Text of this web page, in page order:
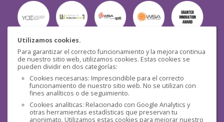
Utilizamos cookies.
Para garantizar el correcto funcionamiento y la mejora continua
de nuestro sitio web, utilizamos cookies. Estas cookies se
pueden dividir en dos categorías:
Cookies necesarias: Imprescindible para el correcto
funcionamiento de nuestro sitio web. No se utilizan con
fines analíticos o de seguimiento.
Cookies analíticas: Relacionado con Google Analytics y
otras herramientas estadísticas que preservan tu
anonimato. Utilizamos estas cookies para mejorar nuestro
Seguridad